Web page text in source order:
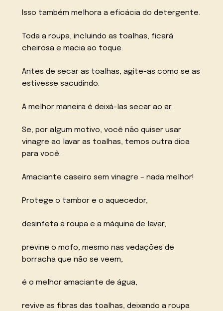
Isso também melhora a eficácia do detergente.
Toda a roupa, incluindo as toalhas, ficará
cheirosa e macia ao toque.
Antes de secar as toalhas, agite-as como se as
estivesse sacudindo.
A melhor maneira é deixá-las secar ao ar.
Se, por algum motivo, você não quiser usar
vinagre ao lavar as toalhas, temos outra dica
para você.
Amaciante caseiro sem vinagre – nada melhor!
Protege o tambor e o aquecedor,
desinfeta a roupa e a máquina de lavar,
previne o mofo, mesmo nas vedações de
borracha que não se veem,
é o melhor amaciante de água,
revive as fibras das toalhas, deixando a roupa